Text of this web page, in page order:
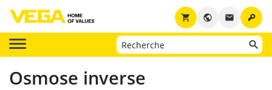
key
email
public
shopping_cart
Osmose inverse